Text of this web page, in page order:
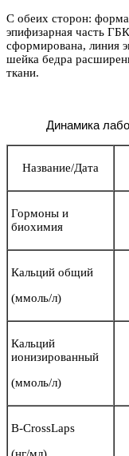
С обеих сторон:
эпифизарная часть
сформирована, линия
шейка бедра
ткани.
Динамика
Название/Дата
Гормоны и
биохимия
Кальций общий
(ммоль/л)
Кальций
ионизированный
(ммоль/л)
B-CrossLaps